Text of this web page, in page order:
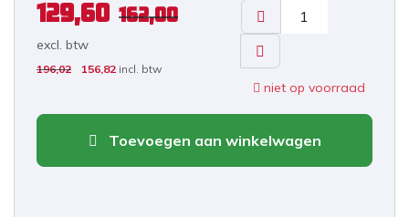
129,60 162,00
excl. btw
196,02 156,82 incl. btw
niet op voorraad
Toevoegen aan winkelwagen